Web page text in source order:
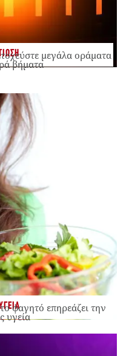
μεγάλα οράματα
βήματα
φαγητό επηρεάζει την
υγεία